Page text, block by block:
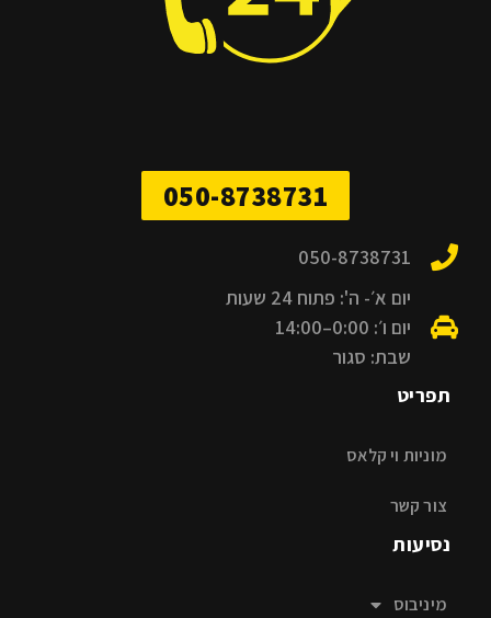
050-8738731
050-8738731
יום א׳- ה': פתוח 24 שעות
יום ו׳: 0:00–14:00
שבת: סגור
תפריט
מוניות וי קלאס
צור קשר
נסיעות
מיניבוס